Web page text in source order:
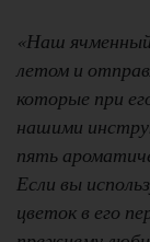
«Наш
летом и
которые при
нашими
пять
Если вы
цветок в его